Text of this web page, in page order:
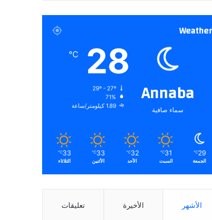
Weather
Annaba
سماء صافية
28
℃
71%
1.89 كيلومتر/ساعة
29
℃
الجمعة
31
℃
السبت
32
℃
الأحد
33
℃
الأثنين
33
℃
الثلاثاء
الأشهر الأخيرة تعليقات